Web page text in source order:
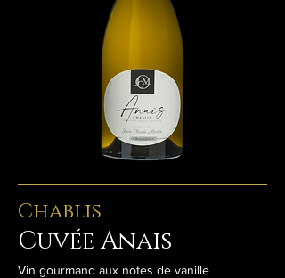
Chablis
Cuvée Anais
Vin gourmand aux notes de vanille